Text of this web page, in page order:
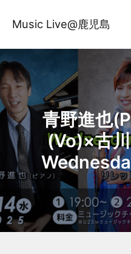
ス
キ
ッ
プ
Music Live@鹿児島
青野進也
(Vo)×古